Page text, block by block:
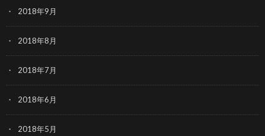
2018年9月
2018年8月
2018年7月
2018年6月
2018年5月